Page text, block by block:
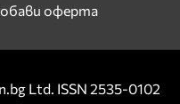
оферта
Ltd. ISSN 2535-0102